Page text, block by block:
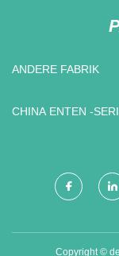
ANDERE FABRIK
CHINA ENTEN -
Copyright ©